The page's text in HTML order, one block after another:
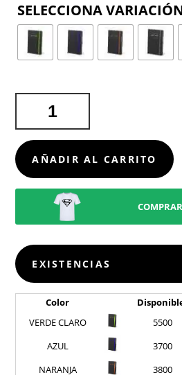
KEFRON
CANTIDAD
AÑADIR AL CARRITO
EXISTENCIAS
Color
VERDE CLARO
5500
AZUL
3700
NARANJA
3800